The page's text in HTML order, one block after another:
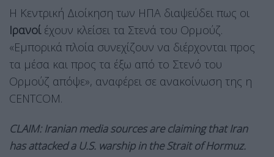
Η Κεντρική Διοίκηση των ΗΠΑ διαψεύδει πως οι
Ιρανοί έχουν κλείσει τα Στενά του Ορμούζ.
«Εμπορικά πλοία συνεχίζουν να διέρχονται προς
τα μέσα και προς τα έξω από το Στενό του
Ορμούζ απόψε», αναφέρει σε ανακοίνωση της η
CENTCOM.
CLAIM: Iranian media sources are claiming that Iran
has attacked a U.S. warship in the Strait of Hormuz.